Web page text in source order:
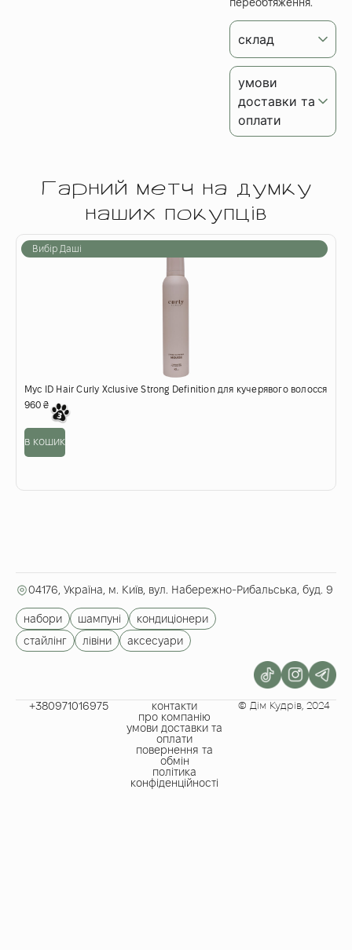
склад
умови
доставки та
оплати
Гарний метч на думку
наших покупців
Вибір Даші
Мус ID Hair Curly Xclusive Strong Definition для кучерявого волосся
960 ₴
в кошик
04176, Україна, м. Київ, вул. Набережно-Рибальська, буд. 9
набори шампуні
кондиціонери
стайлінг
лівіни аксесуари
+380971016975​
контакти
про компанію
умови доставки та
оплати
повернення та
обмін
політика
конфіденційності
© Дім Кудрів, 2024